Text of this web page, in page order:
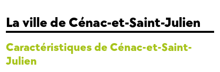
La ville de Cénac-et-Saint-Julien
Caractéristiques de Cénac-et-Saint-
Julien